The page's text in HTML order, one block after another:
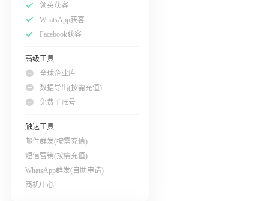
领英获客
WhatsApp获客
Facebook获客
高级工具
全球企业库
数据导出(按需充值)
免费子账号
触达工具
邮件群发(按需充值)
短信营销(按需充值)
WhatsApp群发(自助申请)
商机中心